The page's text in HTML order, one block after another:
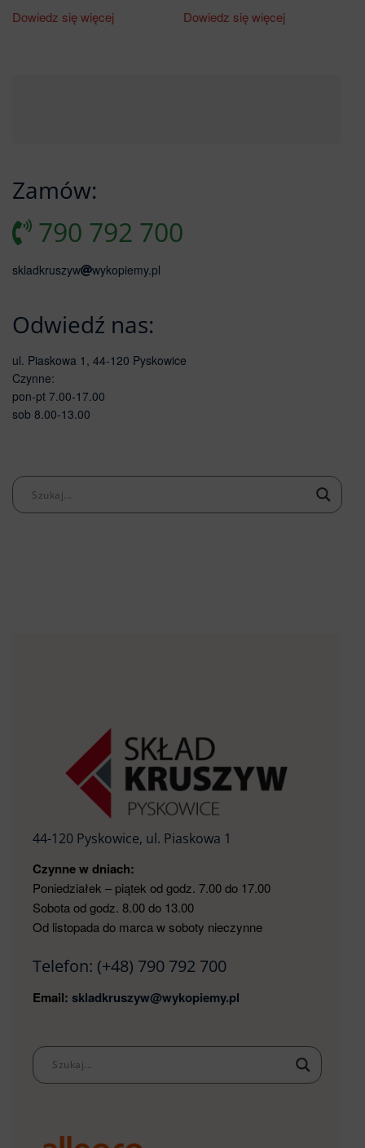
Dowiedz się więcej Dowiedz się więcej
Zamów:
790 792 700
skladkruszyw wykopiemy.pl
Odwiedź nas:
ul. Piaskowa 1, 44-120 Pyskowice
Czynne:
pon-pt 7.00-17.00
sob 8.00-13.00
44-120 Pyskowice, ul. Piaskowa 1
Czynne w dniach:
Poniedziałek – piątek od godz. 7.00 do 17.00
Sobota od godz. 8.00 do 13.00
Od listopada do marca w soboty nieczynne
Telefon: (+48) 790 792 700
Email: skladkruszyw@wykopiemy.pl